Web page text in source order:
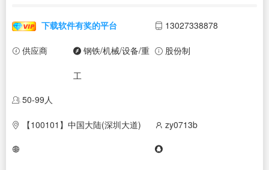
下载软件有奖的平台 13027338878
供应商 钢铁/机械/设备/重
工
股份制
50-99人
【100101】中国大陆(深圳大道) zy0713b